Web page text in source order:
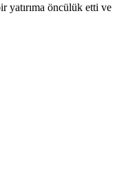
yatırıma öncülük etti ve